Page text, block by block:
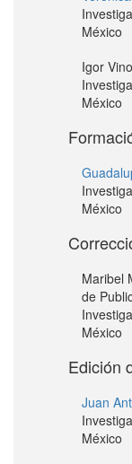
México
Igor
México
México
Maribel
de
México
Edición
Juan
México